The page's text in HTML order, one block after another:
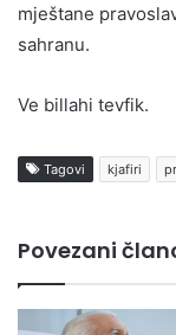
mještane
sahranu.
Ve billahi tevfik.
Tagovi kjafiri
Povezani